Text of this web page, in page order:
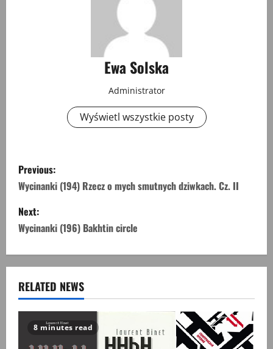
Ewa Solska
Administrator
Wyświetl wszystkie posty
P
o
s
t
n
a
v
Previous:
Wycinanki (194) Rzecz o mych smutnych dziwkach. Cz. II
Next:
Wycinanki (196) Bakhtin circle
RELATED NEWS
8 minutes read